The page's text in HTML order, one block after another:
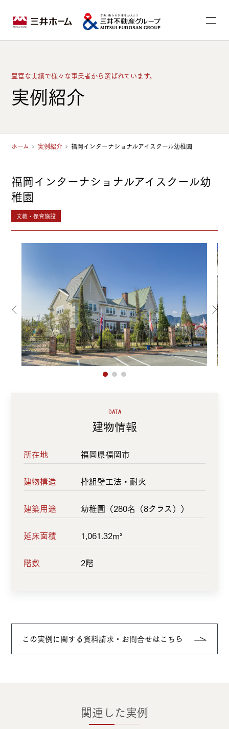
豊富な実績で様々な事業者から選ばれています。
実例紹介
ホーム 実例紹介 福岡インターナショナルアイスクール幼稚園
福岡インターナショナルアイスクール幼
稚園
文教・保育施設
DATA
建物情報
所在地 福岡県福岡市
建物構造 枠組壁工法・耐火
建築用途 幼稚園（280名（8クラス））
延床面積 1,061.32m²
階数 2階
この実例に関する資料請求・お問合せはこちら
関連した実例